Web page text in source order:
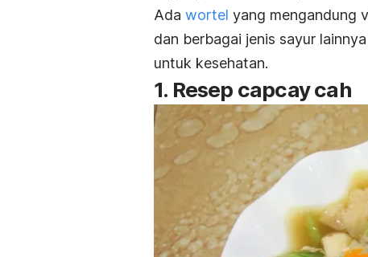
Ada wortel yang mengandung
dan berbagai jenis sayur
untuk kesehatan.
1. Resep capcay cah